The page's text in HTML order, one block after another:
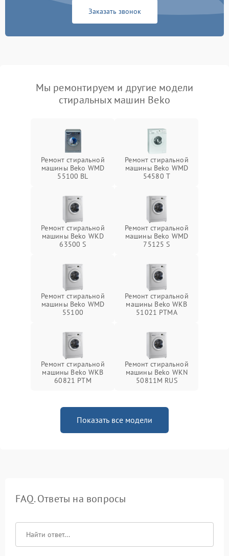
Заказать звонок
Мы ремонтируем и другие модели
стиральных машин Beko
Ремонт стиральной
машины Beko WMD
55100 BL
Ремонт стиральной
машины Beko WMD
54580 T
Ремонт стиральной
машины Beko WKD
63500 S
Ремонт стиральной
машины Beko WMD
75125 S
Ремонт стиральной
машины Beko WMD
55100
Ремонт стиральной
машины Beko WKB
51021 PTМА
Ремонт стиральной
машины Beko WKB
60821 PTМ
Ремонт стиральной
машины Beko WKN
50811M RUS
Показать все модели
FAQ. Ответы на вопросы